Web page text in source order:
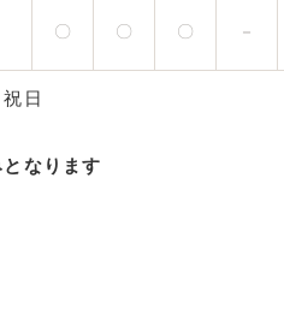
〇 〇 〇 －
日
なります